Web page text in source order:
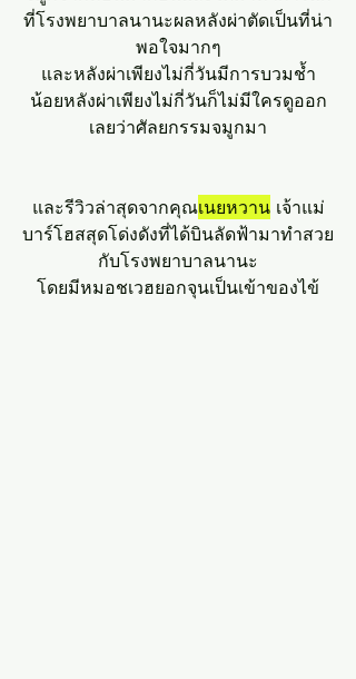
ที่โรงพยาบาลนานะผลหลังผ่าตัดเป็นที่น่า
พอใจมากๆ
และหลังผ่าเพียงไม่กี่วันมีการบวมช้ำ
น้อยหลังผ่าเพียงไม่กี่วันก็ไม่มีใครดูออก
เลยว่าศัลยกรรมจมูกมา
และรีวิวล่าสุดจากคุณเนยหวาน เจ้าแม่
บาร์โฮสสุดโด่งดังที่ได้บินลัดฟ้ามาทำสวย
กับโรงพยาบาลนานะ
โดยมีหมอชเวฮยอกจุนเป็นเข้าของไข้